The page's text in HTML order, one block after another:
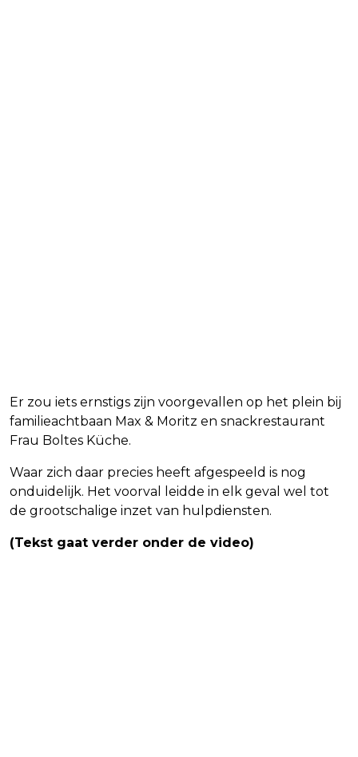
Er zou iets ernstigs zijn voorgevallen op het plein bij
familieachtbaan Max & Moritz en snackrestaurant
Frau Boltes Küche.
Waar zich daar precies heeft afgespeeld is nog
onduidelijk. Het voorval leidde in elk geval wel tot
de grootschalige inzet van hulpdiensten.
(Tekst gaat verder onder de video)